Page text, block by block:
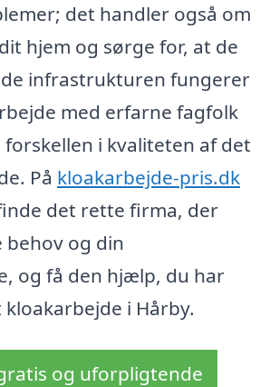
det handler også om
hjem og sørge for, at de
infrastrukturen fungerer
med erfarne fagfolk
i kvaliteten af det
På kloakarbejde-pris.dk
det rette firma, der
behov og din
og få den hjælp, du har
i Hårby.
og uforpligtende